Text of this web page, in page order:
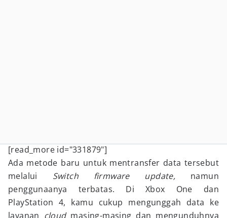
[read_more id="331879"]
Ada metode baru untuk mentransfer data tersebut
melalui Switch firmware update, namun
penggunaanya terbatas. Di Xbox One dan
PlayStation 4, kamu cukup mengunggah data ke
layanan cloudmasing-masing dan mengunduhnya